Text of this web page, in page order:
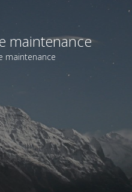
maintenance
maintenance